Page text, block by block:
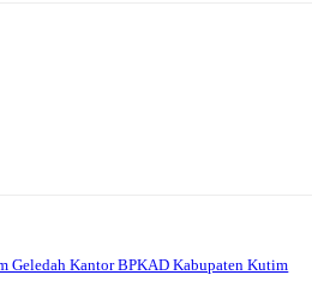
Geledah Kantor BPKAD Kabupaten Kutim